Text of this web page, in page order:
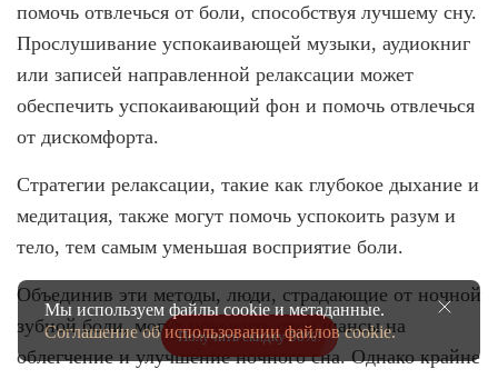
помочь отвлечься от боли, способствуя лучшему сну.
Прослушивание успокаивающей музыки, аудиокниг
или записей направленной релаксации может
обеспечить успокаивающий фон и помочь отвлечься
от дискомфорта.
Стратегии релаксации, такие как глубокое дыхание и
медитация, также могут помочь успокоить разум и
тело, тем самым уменьшая восприятие боли.
Объединив эти методы, люди, страдающие от ночной
зубной боли, могут повысить свои шансы на
облегчение и улучшение ночного сна. Однако крайне
Получить скидку 50%!
Мы используем файлы cookie и метаданные.
Соглашение об использовании файлов cookie.